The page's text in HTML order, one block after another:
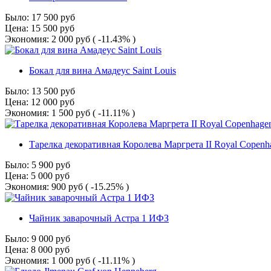
Было: 17 500 руб
Цена: 15 500 руб
Экономия: 2 000 руб ( -11.43% )
Бокал для вина Амадеус Saint Louis
Было: 13 500 руб
Цена: 12 000 руб
Экономия: 1 500 руб ( -11.11% )
Тарелка декоративная Королева Маргрета II Royal
Было: 5 900 руб
Цена: 5 000 руб
Экономия: 900 руб ( -15.25% )
Чайник заварочный Астра 1 ИФЗ
Было: 9 000 руб
Цена: 8 000 руб
Экономия: 1 000 руб ( -11.11% )